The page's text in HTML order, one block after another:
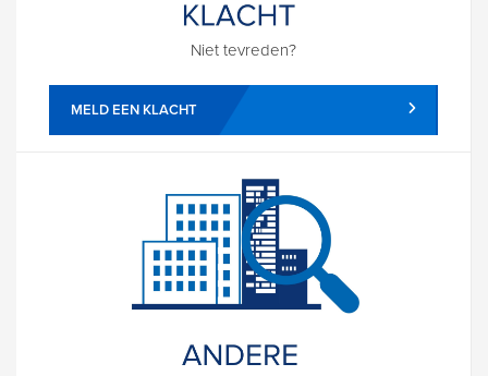
Niet tevreden?
MELD EEN KLACHT